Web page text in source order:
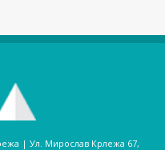
| Ул. Мирослав Крлежа 67,